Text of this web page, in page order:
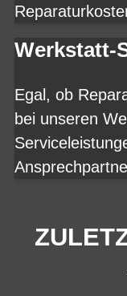
Werkstatt-
Egal, ob
bei unseren